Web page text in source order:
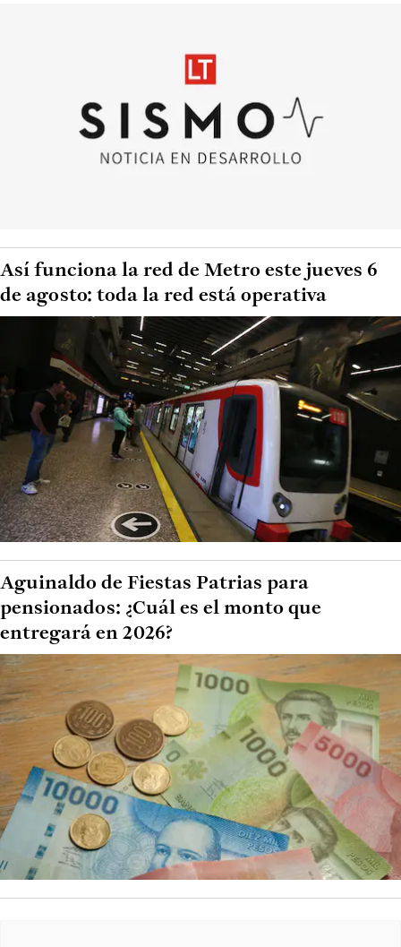
Así funciona la red de Metro este jueves 6
de agosto: toda la red está operativa
Aguinaldo de Fiestas Patrias para
pensionados: ¿Cuál es el monto que
entregará en 2026?